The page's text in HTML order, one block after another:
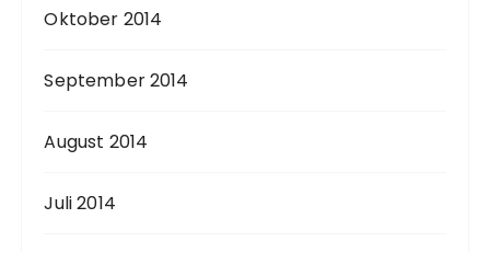
Oktober 2014
September 2014
August 2014
Juli 2014